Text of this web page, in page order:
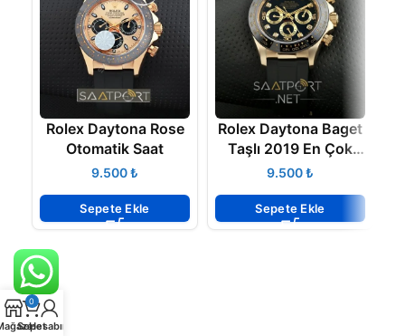
Rolex Daytona Rose
Otomatik Saat
₺
Sepete Ekle
Rolex Daytona Baget
Taşlı 2019 En Çok
Satan Modeli
₺
Sepete Ekle
0
Sepet
Hesabım